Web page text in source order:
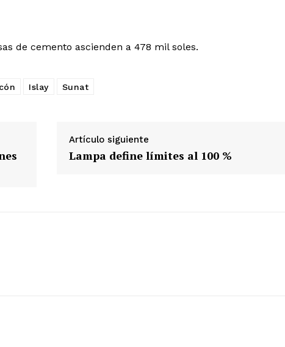
Prensa
de cemento ascienden a 478 mil soles.
Islay Sunat
Artículo siguiente
Lampa define límites al 100 %